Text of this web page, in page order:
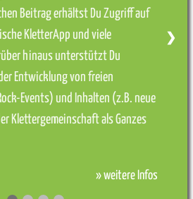
Beitrag erhältst Du Zugriff auf
KletterApp und viele
hinaus unterstützt Du
Entwicklung von freien
Events) und Inhalten (z.B. neue
Klettergemeinschaft als Ganzes
» weitere Infos
❯